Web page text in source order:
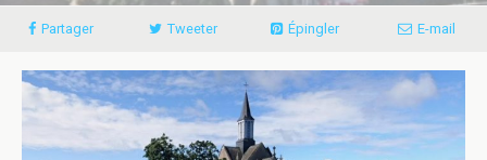
Partager Tweeter Épingler E-mail